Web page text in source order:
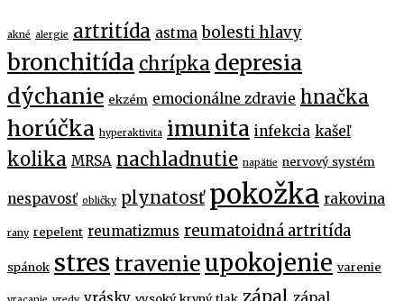
akné alergie artritída astma bolesti hlavy
bronchitída chrípka depresia
dýchanie ekzém emocionálne zdravie hnačka
horúčka hyperaktivita imunita infekcia kašeľ
kolika MRSA nachladnutie napätie nervový systém
nespavosť obličky plynatosť pokožka rakovina
rany repelent reumatizmus reumatoidná artritída
spánok stres travenieupokojenie varenie
vrásky zápal zápal